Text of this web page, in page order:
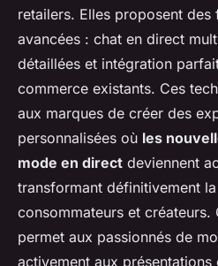
retailers. Elles proposent des
avancées : chat en direct
détaillées et intégration
commerce existants. Ces
aux marques de créer des
personnalisées où les
mode en direct deviennent
transformant définitivement
consommateurs et
permet aux passionnés de
activement aux